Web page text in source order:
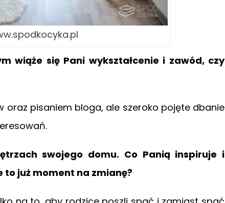
wiąże się Pani wykształcenie i zawód, czy
oraz pisaniem bloga, ale szeroko pojęte dbanie
swojego domu. Co Panią inspiruje i
to już moment na zmianę?